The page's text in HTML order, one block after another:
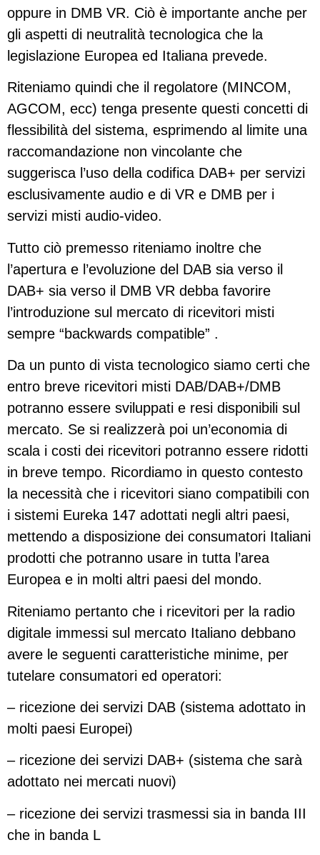
oppure in DMB VR. Ciò è importante anche per
gli aspetti di neutralità tecnologica che la
legislazione Europea ed Italiana prevede.
Riteniamo quindi che il regolatore (MINCOM,
AGCOM, ecc) tenga presente questi concetti di
flessibilità del sistema, esprimendo al limite una
raccomandazione non vincolante che
suggerisca l’uso della codifica DAB+ per servizi
esclusivamente audio e di VR e DMB per i
servizi misti audio-video.
Tutto ciò premesso riteniamo inoltre che
l’apertura e l’evoluzione del DAB sia verso il
DAB+ sia verso il DMB VR debba favorire
l’introduzione sul mercato di ricevitori misti
sempre “backwards compatible” .
Da un punto di vista tecnologico siamo certi che
entro breve ricevitori misti DAB/DAB+/DMB
potranno essere sviluppati e resi disponibili sul
mercato. Se si realizzerà poi un’economia di
scala i costi dei ricevitori potranno essere ridotti
in breve tempo. Ricordiamo in questo contesto
la necessità che i ricevitori siano compatibili con
i sistemi Eureka 147 adottati negli altri paesi,
mettendo a disposizione dei consumatori Italiani
prodotti che potranno usare in tutta l’area
Europea e in molti altri paesi del mondo.
Riteniamo pertanto che i ricevitori per la radio
digitale immessi sul mercato Italiano debbano
avere le seguenti caratteristiche minime, per
tutelare consumatori ed operatori:
– ricezione dei servizi DAB (sistema adottato in
molti paesi Europei)
– ricezione dei servizi DAB+ (sistema che sarà
adottato nei mercati nuovi)
– ricezione dei servizi trasmessi sia in banda III
che in banda L